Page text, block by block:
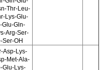
Thr-Leu-
Lys-Glu-
Glu-Gln-
Arg-Ser-
Ser-OH
Asp-Lys-
Met-Ala-
Glu-Lys-